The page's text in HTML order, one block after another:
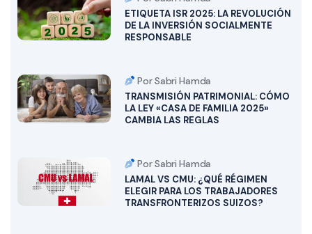
ETIQUETA ISR 2025: LA REVOLUCIÓN
DE LA INVERSIÓN SOCIALMENTE
RESPONSABLE
Por Sabri Hamda
TRANSMISIÓN PATRIMONIAL: CÓMO
LA LEY «CASA DE FAMILIA 2025»
CAMBIA LAS REGLAS
Por Sabri Hamda
LAMAL VS CMU: ¿QUÉ RÉGIMEN
ELEGIR PARA LOS TRABAJADORES
TRANSFRONTERIZOS SUIZOS?